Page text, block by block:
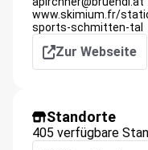
www.skimium.fr/
sports-schmitten-tal
Zur Webseite
Standorte
405 verfügbare